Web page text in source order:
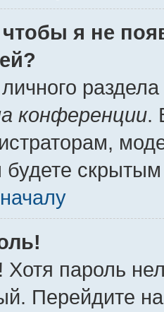
чтобы я не
конференции.
Хотя пароль
Перейдите